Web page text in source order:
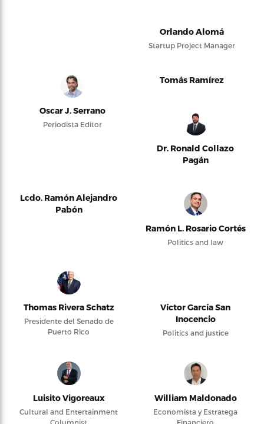
Orlando Alomá
Startup Project Manager
Oscar J. Serrano
Periodista Editor
Tomás Ramírez
Dr. Ronald Collazo
Pagán
Lcdo. Ramón Alejandro
Pabón
Ramón L. Rosario Cortés
Politics and law
Thomas Rivera Schatz
Presidente del Senado de
Puerto Rico
Víctor García San
Inocencio
Politics and justice
Luisito Vigoreaux
Cultural and Entertainment
Columnist
William Maldonado
Economista y Estratega
Financiero